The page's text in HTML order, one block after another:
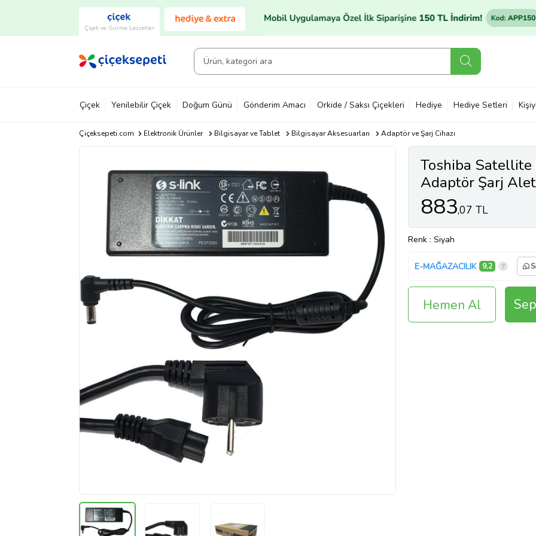
Çiçek ve Gurme Lezzetler
Çiçek Yenilebilir Çiçek Doğum Günü Gönderim Amacı Orkide / Saksı Çiçekleri Hediye Hediye Setleri
Çiçeksepeti.com Elektronik Ürünler Bilgisayar ve Tablet Bilgisayar Aksesuarları Adaptör ve Şarj Cihazı
Toshiba
Adaptör Şarj
883,07 TL
Renk : Siyah
E-MAĞAZACILIK 9,2
Hemen Al